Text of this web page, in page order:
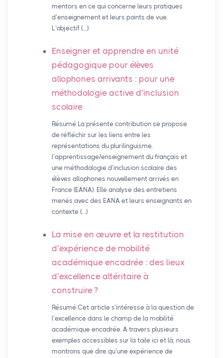
mentors en ce qui concerne leurs pratiques
d’enseignement et leurs points de vue.
L’objectif (…)
Enseigner et apprendre en unité
pédagogique pour élèves
allophones arrivants : pour une
méthodologie active d’inclusion
scolaire
Résumé La présente contribution se propose
de réfléchir sur les liens entre les
représentations du plurilinguisme,
l’apprentissage/enseignement du français et
une méthodologie d’inclusion scolaire des
élèves allophones nouvellement arrivés en
France (EANA). Elle analyse des entretiens
menés avec des EANA et leurs enseignants en
contexte (…)
La mise en œuvre et la restitution
d’expérience de mobilité
académique encadrée : des lieux
d’excellence altéritaire à
construire?
Résumé Cet article s’intéresse à la question de
l’excellence dans le champ de la mobilité
académique encadrée. A travers plusieurs
exemples accessibles sur la toile ici et là, nous
montrons que dire qu’une expérience de